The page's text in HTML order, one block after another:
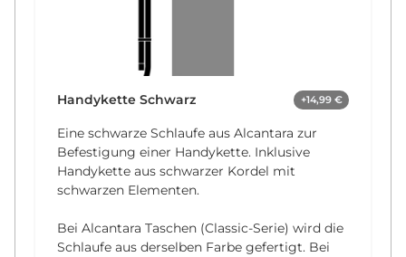
Handykette Schwarz +14,99 €
Eine schwarze Schlaufe aus Alcantara zur
Befestigung einer Handykette. Inklusive
Handykette aus schwarzer Kordel mit
schwarzen Elementen.
Bei Alcantara Taschen (Classic-Serie) wird die
Schlaufe aus derselben Farbe gefertigt. Bei